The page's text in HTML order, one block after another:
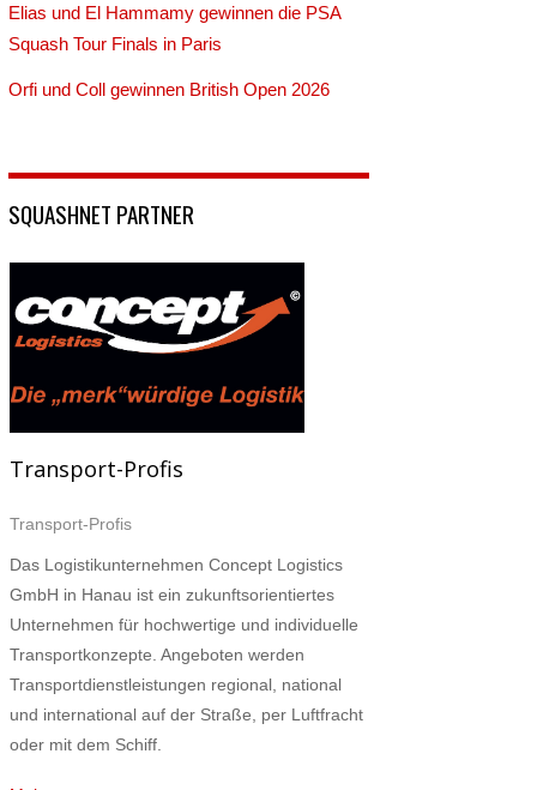
Elias und El Hammamy gewinnen die PSA
Squash Tour Finals in Paris
Orfi und Coll gewinnen British Open 2026
SQUASHNET PARTNER
Transport-Profis
Transport-Profis
Das Logistikunternehmen Concept Logistics
GmbH in Hanau ist ein zukunftsorientiertes
Unternehmen für hochwertige und individuelle
Transportkonzepte. Angeboten werden
Transportdienstleistungen regional, national
und international auf der Straße, per Luftfracht
oder mit dem Schiff.